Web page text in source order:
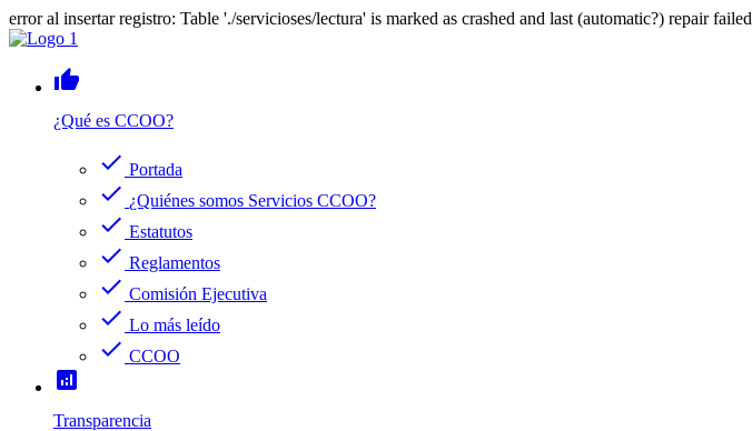
error al insertar registro: Table './servicioses/lectura' is marked as crashed and last (automatic?) repair failed
thumb_up
¿Qué es CCOO?
check Portada
check ¿Quiénes somos Servicios CCOO?
check Estatutos
check Reglamentos
check Comisión Ejecutiva
check Lo más leído
check CCOO
analytics
Transparencia